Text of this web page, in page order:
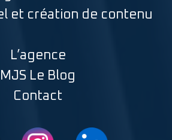
et création de contenu
L’agence
MJS Le Blog
Contact